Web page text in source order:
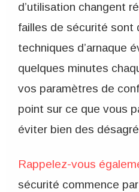
d’utilisation changent
failles de sécurité sont
techniques d’arnaque
quelques minutes
vos paramètres de
point sur ce que vous
éviter bien des
Rappelez-vous
sécurité commence